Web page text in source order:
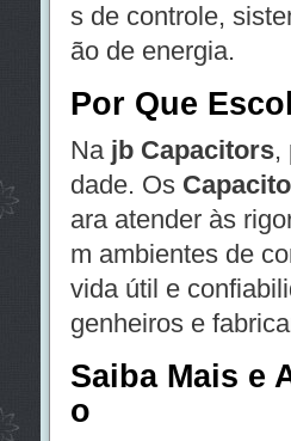
s de controle,
ão de energia.
Por Que
Na jb Capacitors,
dade. Os
ara atender às
m ambientes de
vida útil e
genheiros e
Saiba Mais e
o